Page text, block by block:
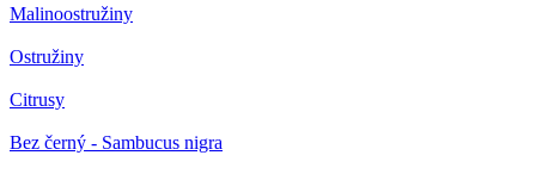
Malinoostružiny
Ostružiny
Citrusy
Bez černý - Sambucus nigra